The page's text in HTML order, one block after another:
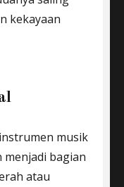
kekayaan
musik
menjadi bagian
atau